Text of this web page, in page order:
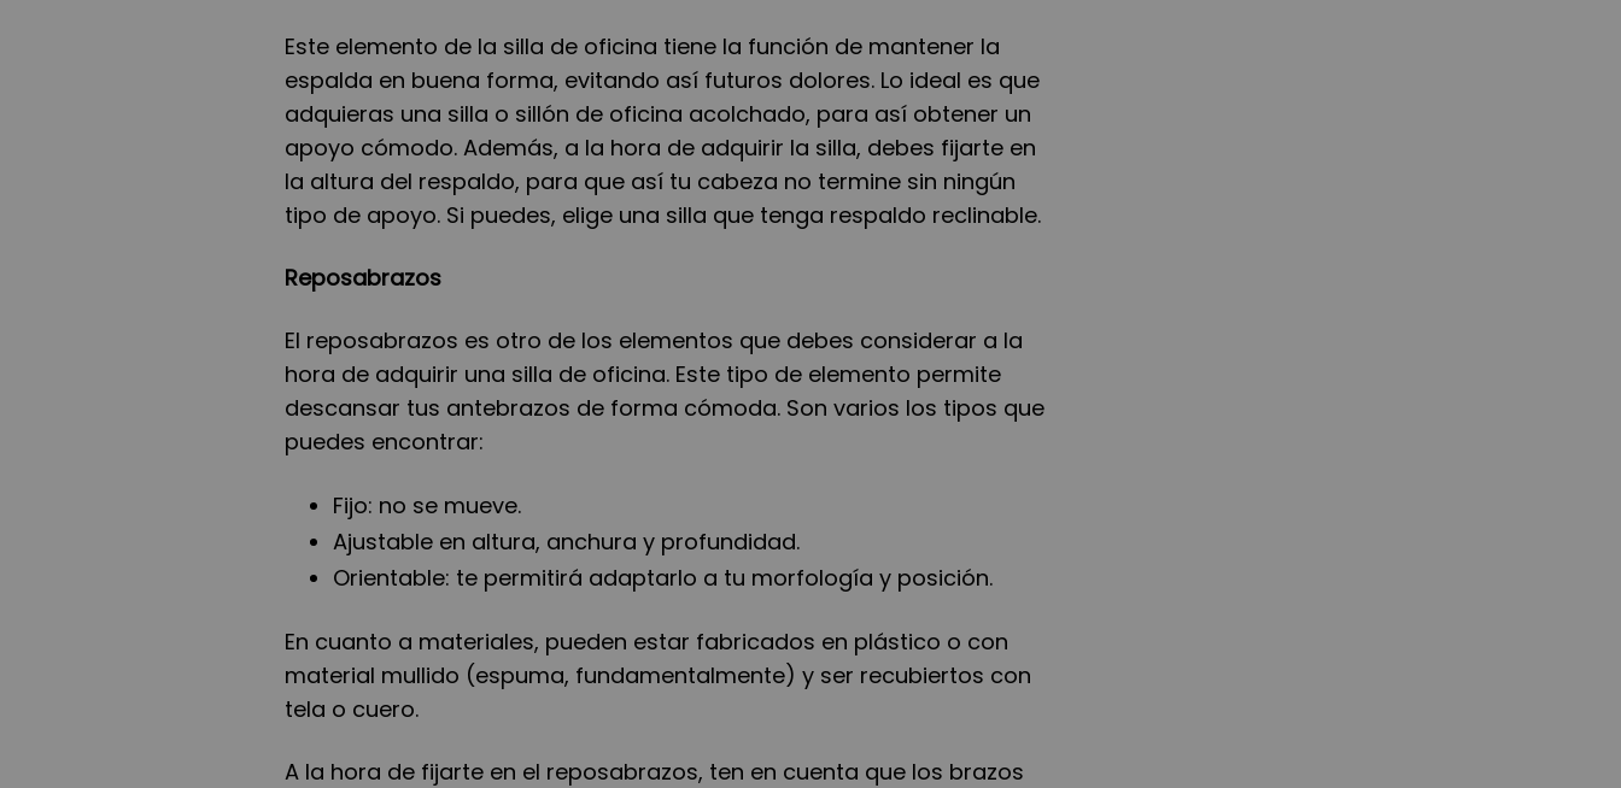
Este elemento de la silla de oficina tiene la función de mantener la
espalda en buena forma, evitando así futuros dolores. Lo ideal es que
adquieras una silla o sillón de oficina acolchado, para así obtener un
apoyo cómodo. Además, a la hora de adquirir la silla, debes fijarte en
la altura del respaldo, para que así tu cabeza no termine sin ningún
tipo de apoyo. Si puedes, elige una silla que tenga respaldo reclinable.
Reposabrazos
El reposabrazos es otro de los elementos que debes considerar a la
hora de adquirir una silla de oficina. Este tipo de elemento permite
descansar tus antebrazos de forma cómoda. Son varios los tipos que
puedes encontrar:
Fijo: no se mueve.
Ajustable en altura, anchura y profundidad.
Orientable: te permitirá adaptarlo a tu morfología y posición.
En cuanto a materiales, pueden estar fabricados en plástico o con
material mullido (espuma, fundamentalmente) y ser recubiertos con
tela o cuero.
A la hora de fijarte en el reposabrazos, ten en cuenta que los brazos